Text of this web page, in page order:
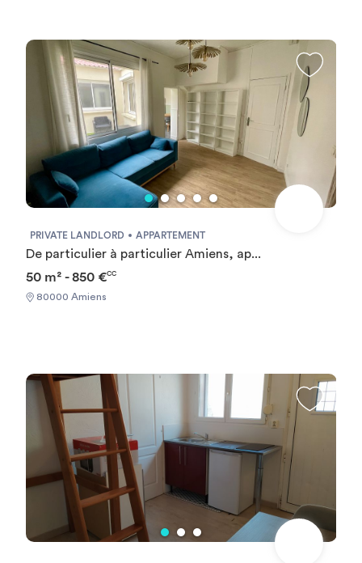
PRIVATE LANDLORD APPARTEMENT
De particulier à particulier Amiens, ap...
50 m² - 850 €CC
80000 Amiens